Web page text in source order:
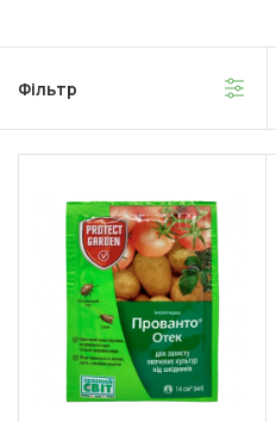
Фільтр